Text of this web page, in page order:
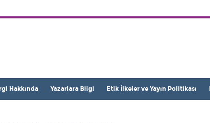
Hakkında Yazarlara Bilgi Etik İlkeler ve Yayın Politikası